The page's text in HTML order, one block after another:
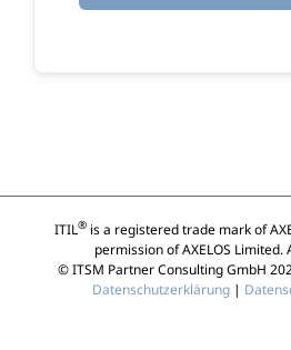
ITIL®is a registered trade mark of
permission of AXELOS
© ITSM Partner Consulting GmbH
Datenschutzerklärung |